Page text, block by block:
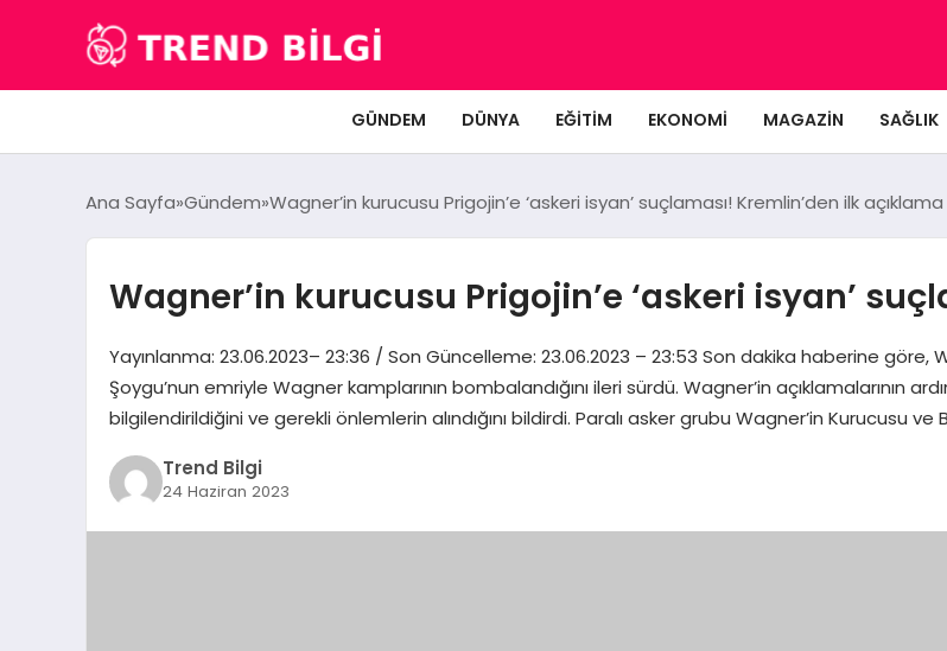
GÜNDEM DÜNYA EĞITIM EKONOMI MAGAZIN SAĞLIK
Ana Sayfa Gündem Wagner’in kurucusu Prigojin’e ‘askeri isyan’ suçlaması! Kremlin’den ilk açıklama
Wagner’in kurucusu Prigojin’e ‘askeri isyan’
Yayınlanma: 23.06.2023– 23:36 / Son Güncelleme: 23.06.2023 – 23:53 Son dakika haberine göre,
Şoygu’nun emriyle Wagner kamplarının bombalandığını ileri sürdü. Wagner’in açıklamalarının
bilgilendirildiğini ve gerekli önlemlerin alındığını bildirdi. Paralı asker grubu Wagner’in Kurucusu ve
Trend Bilgi
24 Haziran 2023